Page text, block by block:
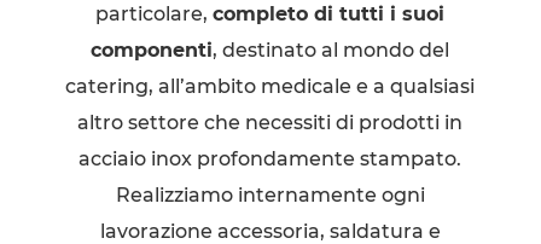
particolare,completo di tutti i suoi
componenti, destinato al mondo del
catering, all’ambito medicale e a qualsiasi
altro settore che necessiti di prodotti in
acciaio inox profondamente stampato.
Realizziamo internamente ogni
lavorazione accessoria, saldatura e